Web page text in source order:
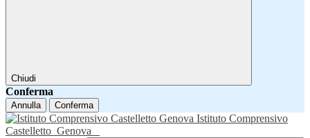
Chiudi
Conferma
Annulla Conferma
Istituto Comprensivo
Castelletto Genova